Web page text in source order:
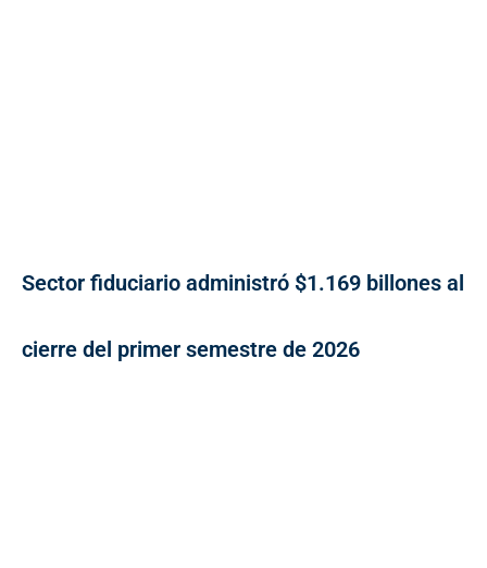
Sector fiduciario administró $1.169 billones al
cierre del primer semestre de 2026